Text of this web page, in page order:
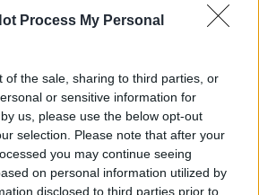
Process My Personal
of the sale, sharing to third parties, or
or sensitive information for
us, please use the below opt-out
selection. Please note that after your
you may continue seeing
on personal information utilized by
disclosed to third parties prior to
βλήτα.
«τα διχτυοκήπια αποτελούν μια
δομή οριζόντιας μορφής με
συρματόσχοινα, τα οποία
αντοχή στους ανέμους. Η πλήρης
δίχτυα αποκλείουν
οικολογικές προσβολές και τη